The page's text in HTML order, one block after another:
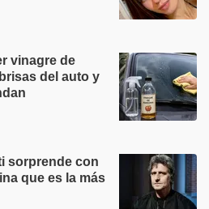
vinagre de
del auto y
sorprende con
que es la más